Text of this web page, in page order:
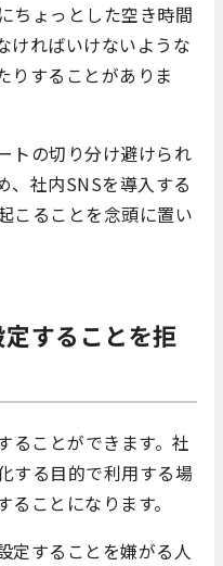
ちょっとした空き時間
ければいけないような
りすることがありま
トの切り分け避けられ
、社内SNSを導入する
こることを念頭に置い
することを拒
ることができます。社
する目的で利用する場
ことになります。
定することを嫌がる人